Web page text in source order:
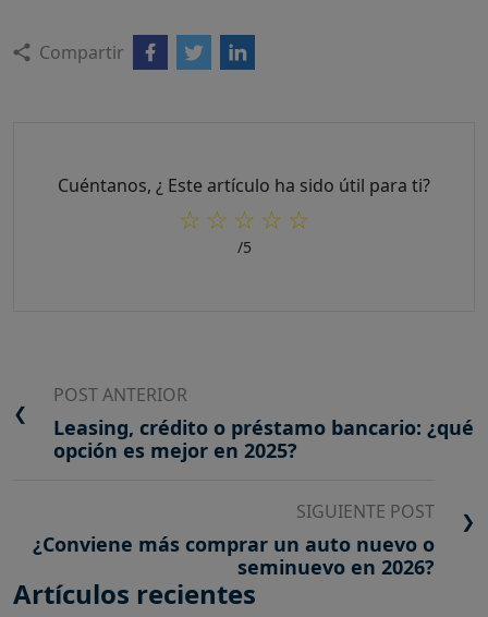
Compartir
Cuéntanos, ¿ Este artículo ha sido útil para ti?
☆
☆
☆
☆
☆
/5
❮
POST ANTERIOR
Leasing, crédito o préstamo bancario: ¿qué
opción es mejor en 2025?
SIGUIENTE POST
¿Conviene más comprar un auto nuevo o
seminuevo en 2026?
❯
Artículos recientes